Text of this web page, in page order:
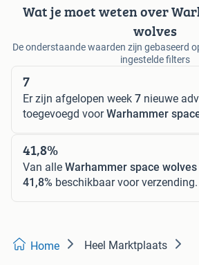
Wat je moet weten over
wolves
De onderstaande waarden zijn gebaseerd
ingestelde filters
7
Er zijn afgelopen week 7 nieuwe
toegevoegd voorWarhammer
41,8%
Van alle Warhammer space wolves
41,8% beschikbaar voor verzending.
Home Heel Marktplaats